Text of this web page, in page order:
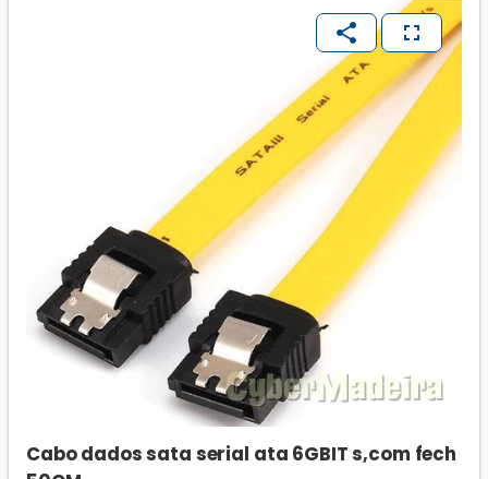
share fullscreen
Cabo dados sata serial ata 6GBIT s,com fech